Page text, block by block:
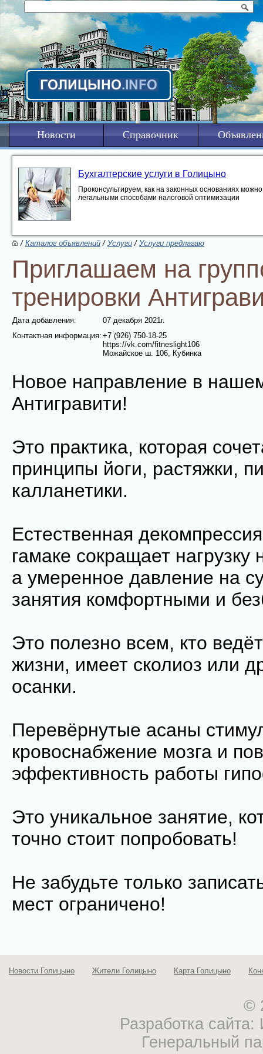
Новости Справочник
Бухгалтерские услуги в Голицыно
Проконсультируем, как на законных основаниях
легальными способами налоговой оптимизации
/Каталог объявлений/Услуги /Услуги предлагаю
Приглашаем на
тренировки
Дата добавления:
07 декабря 2021г.
Контактная информация:+7 (926) 750-18-25
https://vk.com/fitneslight106
Можайское ш. 106, Кубинка
Новое направление в
Антигравити!
Это практика, которая
принципы йоги, растяжки,
калланетики.
Естественная
гамаке сокращает
а умеренное давление на
занятия комфортными и
Это полезно всем, кто
жизни, имеет сколиоз или
осанки.
Перевёрнутые асаны
кровоснабжение мозга и
эффективность работы
Это уникальное занятие,
точно стоит попробовать!
Не забудьте только
мест ограничено!
Новости Голицыно Жители Голицыно Карта Голицыно
©
Разработка
Генеральный